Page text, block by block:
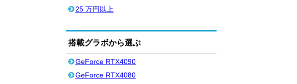
25 万円以上
搭載グラボから選ぶ
GeForce RTX4090
GeForce RTX4080